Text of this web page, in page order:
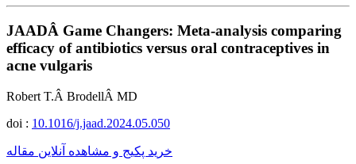
JAADÂ Game Changers: Meta-analysis comparing
efficacy of antibiotics versus oral contraceptives in
acne vulgaris
Robert T.Â BrodellÂ MD
doi : 10.1016/j.jaad.2024.05.050
خرید پکیج و مشاهده آنلاین مقاله